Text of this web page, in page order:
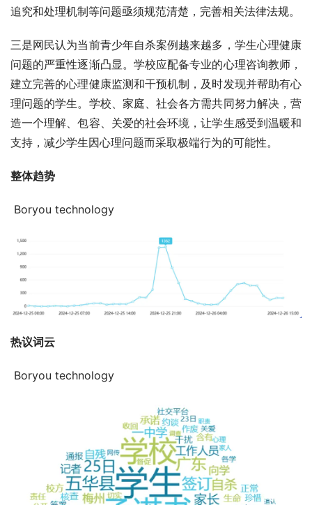
追究和处理机制等问题亟须规范清楚，完善相关法律法规。
三是网民认为当前青少年自杀案例越来越多，学生心理健康
问题的严重性逐渐凸显。学校应配备专业的心理咨询教师，
建立完善的心理健康监测和干预机制，及时发现并帮助有心
理问题的学生。学校、家庭、社会各方需共同努力解决，营
造一个理解、包容、关爱的社会环境，让学生感受到温暖和
支持，减少学生因心理问题而采取极端行为的可能性。
整体趋势
Boryou technology
热议词云
Boryou technology